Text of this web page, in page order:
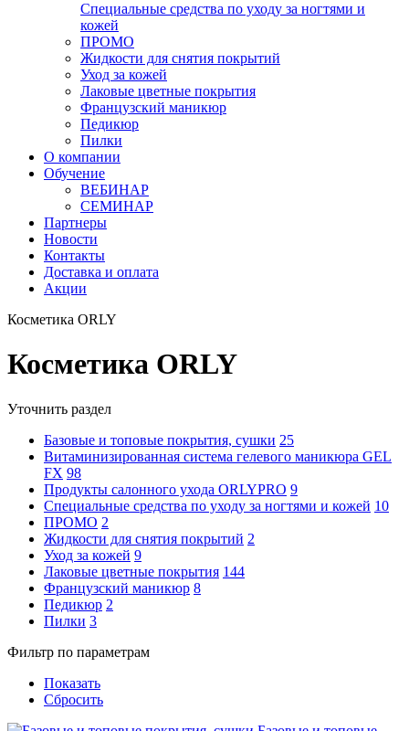
Специальные средства по уходу за ногтями и
кожей
ПРОМО
Жидкости для снятия покрытий
Уход за кожей
Лаковые цветные покрытия
Французский маникюр
Педикюр
Пилки
О компании
Обучение
ВЕБИНАР
СЕМИНАР
Партнеры
Новости
Контакты
Доставка и оплата
Акции
Косметика ORLY
Косметика ORLY
Уточнить раздел
Базовые и топовые покрытия, сушки 25
Витаминизированная система гелевого маникюра GEL
FX 98
Продукты салонного ухода ORLYPRO 9
Специальные средства по уходу за ногтями и кожей 10
ПРОМО 2
Жидкости для снятия покрытий 2
Уход за кожей 9
Лаковые цветные покрытия 144
Французский маникюр 8
Педикюр 2
Пилки 3
Фильтр по параметрам
Показать
Сбросить